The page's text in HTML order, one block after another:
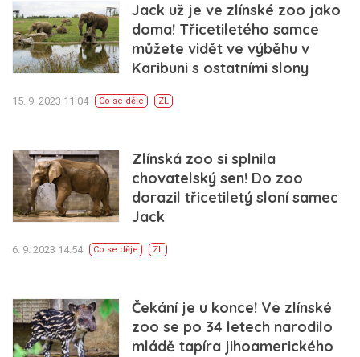
Jack už je ve zlínské zoo jako
doma! Třicetiletého samce
můžete vidět ve výběhu v
Karibuni s ostatními slony
15. 9. 2023 11:04 Co se děje ZL
Zlínská zoo si splnila
chovatelský sen! Do zoo
dorazil třicetiletý sloní samec
Jack
6. 9. 2023 14:54 Co se děje ZL
Čekání je u konce! Ve zlínské
zoo se po 34 letech narodilo
mládě tapíra jihoamerického